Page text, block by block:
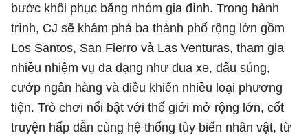
bước khôi phục băng nhóm gia đình. Trong hành
trình, CJ sẽ khám phá ba thành phố rộng lớn gồm
Los Santos, San Fierro và Las Venturas, tham gia
nhiều nhiệm vụ đa dạng như đua xe, đấu súng,
cướp ngân hàng và điều khiển nhiều loại phương
tiện. Trò chơi nổi bật với thế giới mở rộng lớn, cốt
truyện hấp dẫn cùng hệ thống tùy biến nhân vật, từ